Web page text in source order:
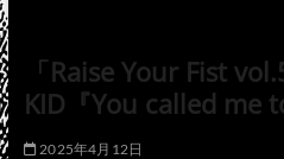
「Raise Your Fist
KID『You called me
2025年4月12日